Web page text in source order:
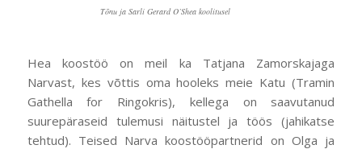
Tõnu ja Sarli Gerard O’Shea koolitusel
Hea koostöö on meil ka Tatjana Zamorskajaga
Narvast, kes võttis oma hooleks meie Katu (Tramin
Gathella for Ringokris), kellega on saavutanud
suurepäraseid tulemusi näitustel ja töös (jahikatse
tehtud). Teised Narva koostööpartnerid on Olga ja